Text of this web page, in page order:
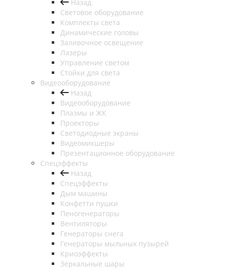
Назад
Световое оборудование
Комплекты света
Динамические головы
Заливочное освещение
Лазеры
Управление светом
Стойки для света
Видеооборудование
Назад
Видеооборудование
Плазмы и ЖК
Проекторы
Светодиодные экраны
Видеомикшеры
Презентационное оборудование
Спецэффекты
Назад
Спецэффекты
Дым машины
Конфетти пушки
Пеногенераторы
Вентиляторы
Генераторы снега
Генераторы мыльных пузырей
Криоэффекты
Зеркальные шары